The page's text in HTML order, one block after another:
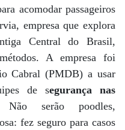
acomodar passageiros
empresa que explora
Central do Brasil,
A empresa foi
Cabral (PMDB) a usar
de segurança nas
serão poodles,
fez seguro para casos